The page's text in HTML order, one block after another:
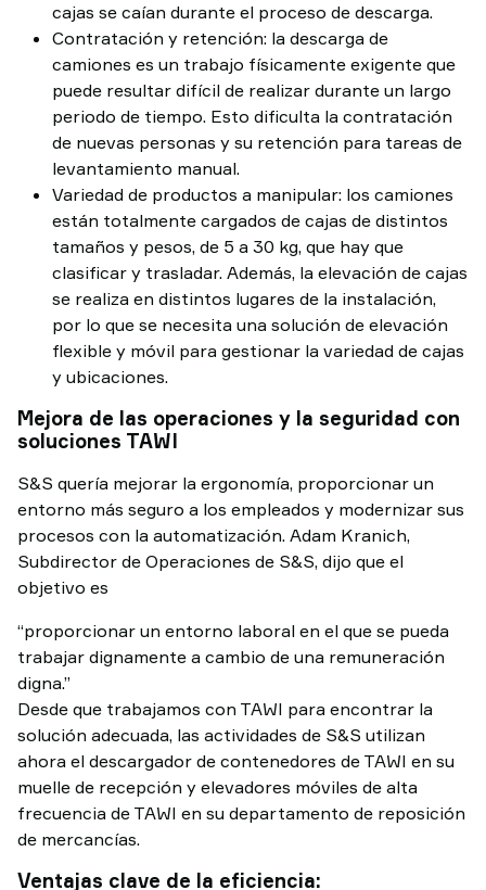
cajas se caían durante el proceso de descarga.
Contratación y retención: la descarga de
camiones es un trabajo físicamente exigente que
puede resultar difícil de realizar durante un largo
periodo de tiempo. Esto dificulta la contratación
de nuevas personas y su retención para tareas de
levantamiento manual.
Variedad de productos a manipular: los camiones
están totalmente cargados de cajas de distintos
tamaños y pesos, de 5 a 30 kg, que hay que
clasificar y trasladar. Además, la elevación de cajas
se realiza en distintos lugares de la instalación,
por lo que se necesita una solución de elevación
flexible y móvil para gestionar la variedad de cajas
y ubicaciones.
Mejora de las operaciones y la seguridad con
soluciones TAWI
S&S quería mejorar la ergonomía, proporcionar un
entorno más seguro a los empleados y modernizar sus
procesos con la automatización. Adam Kranich,
Subdirector de Operaciones de S&S, dijo que el
objetivo es
“proporcionar un entorno laboral en el que se pueda
trabajar dignamente a cambio de una remuneración
digna.”
Desde que trabajamos con TAWI para encontrar la
solución adecuada, las actividades de S&S utilizan
ahora el descargador de contenedores de TAWI en su
muelle de recepción y elevadores móviles de alta
frecuencia de TAWI en su departamento de reposición
de mercancías.
Ventajas clave de la eficiencia: